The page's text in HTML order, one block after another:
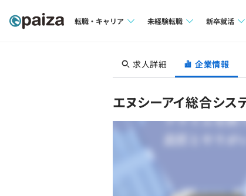
転職・キャリア
転職成功ガイド
未経験転職
求人検索
転職成功ガイド
新卒就活
本選考
新卒エ
イベン
インタビ
求人詳細 企業情報
エヌシーアイ総合シス